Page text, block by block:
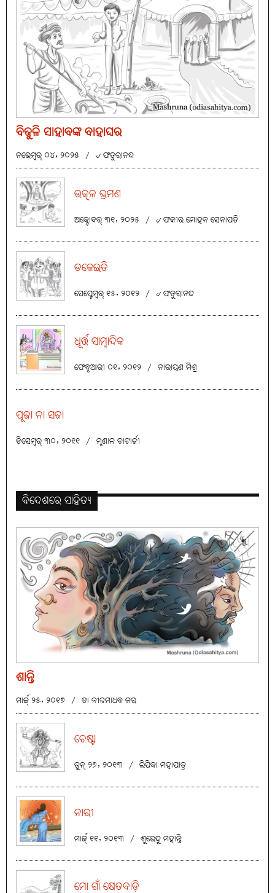
ବିଜୁଳି ସାହାବଙ୍କ ବାହାଘର
ନଭେମ୍ବର୍ ୦୪, ୨୦୨୫ / ୰ ଫତୁରାନନ୍ଦ
ଉତ୍କଳ ଭ୍ରମଣ
ଅକ୍ଟୋବର୍ ୩୧, ୨୦୨୫ / ୰ ଫକୀର ମୋହନ ସେନାପତି
ଡକେଇତି
ସେପ୍ଟେମ୍ବର୍ ୧୫, ୨୦୧୨ / ୰ ଫତୁରାନନ୍ଦ
ଧୂର୍ତ୍ତ ସାମ୍ବାଦିକ
ଫେବୃଆରୀ ୦୧, ୨୦୧୨ / ନାରାୟଣ ମିଶ୍ର
ପୂଜା ନା ସଜା
ଡିସେମ୍ବର୍ ୩୦, ୨୦୧୧ / ମୃଣାଳ ଚାଟାର୍ଜୀ
ବିଦେଶରେ ସାହିତ୍ୟ
ଶାନ୍ତି
ମାର୍ଚ୍ଚ୍ ୨୫, ୨୦୧୭ / ଡା ନୀଳମାଧବ କର
ଚେଷ୍ଟା
ଜୁନ୍ ୨୭, ୨୦୧୩ / ଲିପିକା ମହାପାତ୍ର
ନାରୀ
ମାର୍ଚ୍ଚ୍ ୧୧, ୨୦୧୩ / ଶୁଭେନ୍ଦୁ ମହାନ୍ତି
ମୋ ଗାଁ କ୍ଷେତବାଡ଼ି